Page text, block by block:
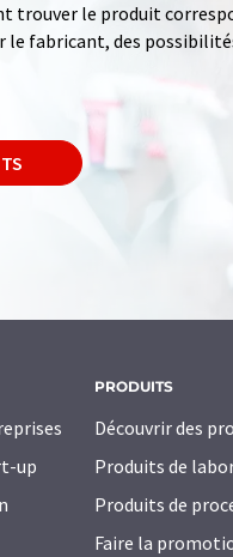
trouver le produit
le fabricant, des
up
PRODUITS
Découvrir des
Produits de
Produits de
Faire la